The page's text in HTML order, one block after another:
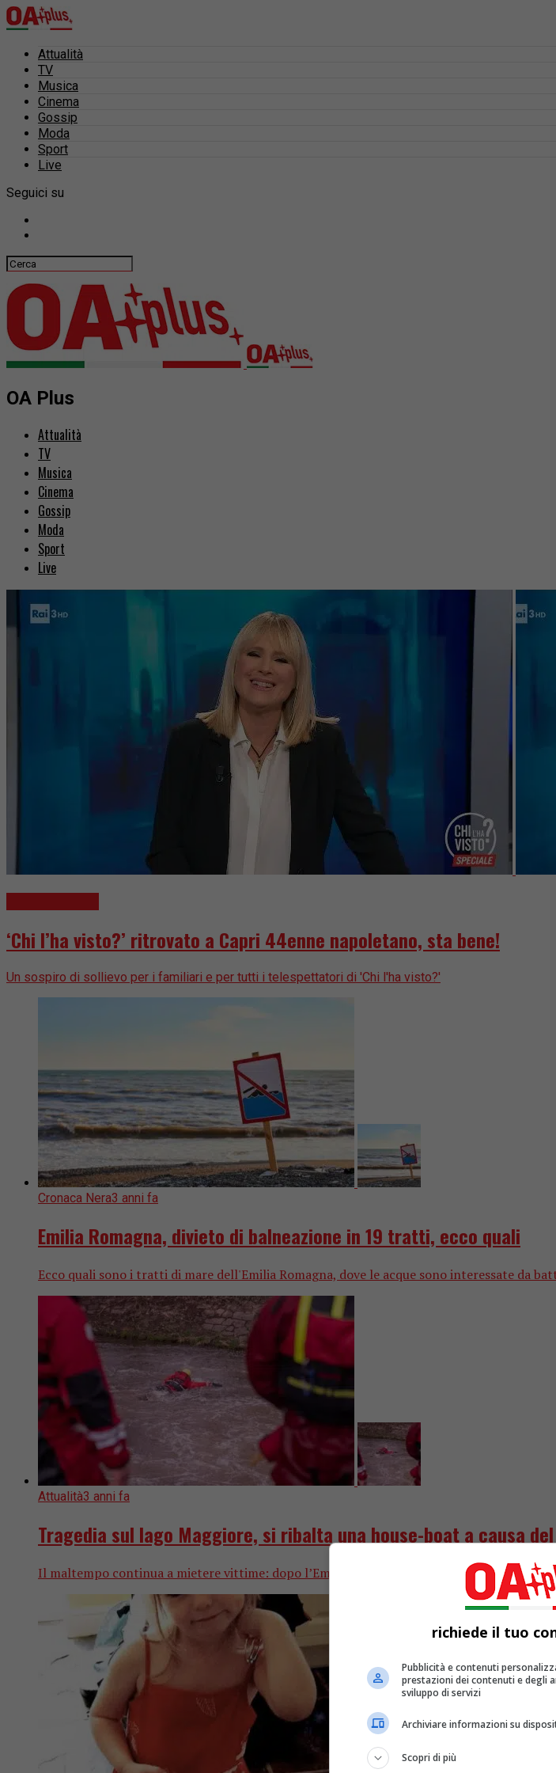
Attualità
TV
Musica
Cinema
Gossip
Moda
Sport
Live
Seguici su
OA Plus
Attualità
TV
Musica
Cinema
Gossip
Moda
Sport
Live
‘Chi l’ha visto?’ ritrovato a Capri 44enne napoletano, sta bene!
Un sospiro di sollievo per i familiari e per tutti i telespettatori di 'Chi l'ha visto?'
Cronaca Nera3 anni fa
Emilia Romagna, divieto di balneazione in 19 tratti, ecco quali
Ecco quali sono i tratti di mare dell'Emilia Romagna, dove le acque sono interessate da
Attualità3 anni fa
Tragedia sul lago Maggiore, si ribalta una house-boat a causa
Il maltempo continua a mietere vittime: dopo l’Emilia Romagna, messa in ginocchio
richiede il tuo
Pubblicità e contenuti
prestazioni dei contenuti e degli
sviluppo di servizi
Archiviare informazioni su
Scopri di più